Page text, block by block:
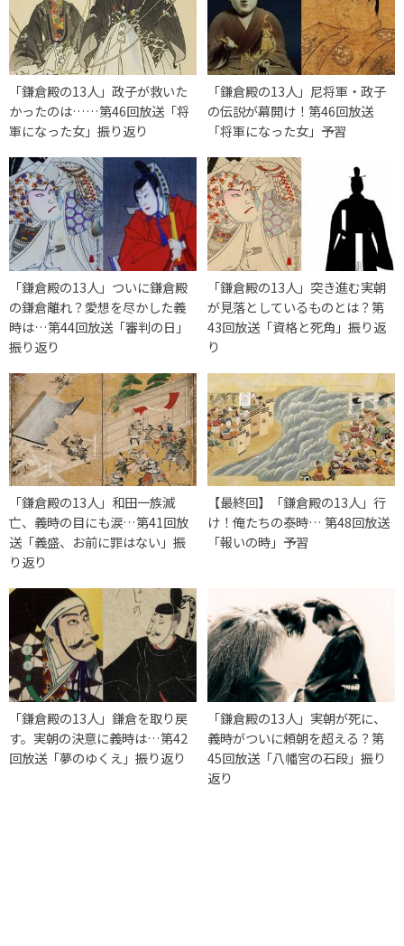
「鎌倉殿の13人」政子が救いた
かったのは……第46回放送「将
軍になった女」振り返り
「鎌倉殿の13人」尼将軍・政子
の伝説が幕開け！第46回放送
「将軍になった女」予習
「鎌倉殿の13人」ついに鎌倉殿
の鎌倉離れ？愛想を尽かした義
時は…第44回放送「審判の日」
振り返り
「鎌倉殿の13人」突き進む実朝
が見落としているものとは？第
43回放送「資格と死角」振り返
り
「鎌倉殿の13人」和田一族滅
亡、義時の目にも涙…第41回放
送「義盛、お前に罪はない」振
り返り
【最終回】「鎌倉殿の13人」行
け！俺たちの泰時… 第48回放送
「報いの時」予習
「鎌倉殿の13人」鎌倉を取り戻
す。実朝の決意に義時は…第42
回放送「夢のゆくえ」振り返り
「鎌倉殿の13人」実朝が死に、
義時がついに頼朝を超える？第
45回放送「八幡宮の石段」振り
返り